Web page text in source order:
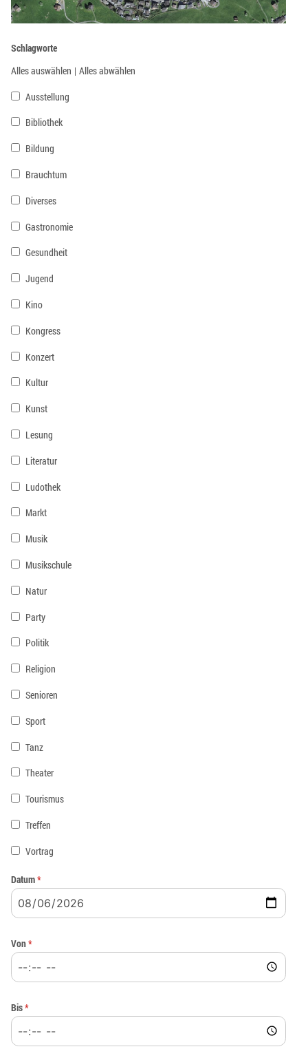
Schlagworte
Alles auswählen | Alles abwählen
Ausstellung
Bibliothek
Bildung
Brauchtum
Diverses
Gastronomie
Gesundheit
Jugend
Kino
Kongress
Konzert
Kultur
Kunst
Lesung
Literatur
Ludothek
Markt
Musik
Musikschule
Natur
Party
Politik
Religion
Senioren
Sport
Tanz
Theater
Tourismus
Treffen
Vortrag
Datum*
Von*
Bis*